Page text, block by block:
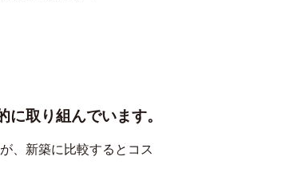
取り組んでいます。
、新築に比較するとコス